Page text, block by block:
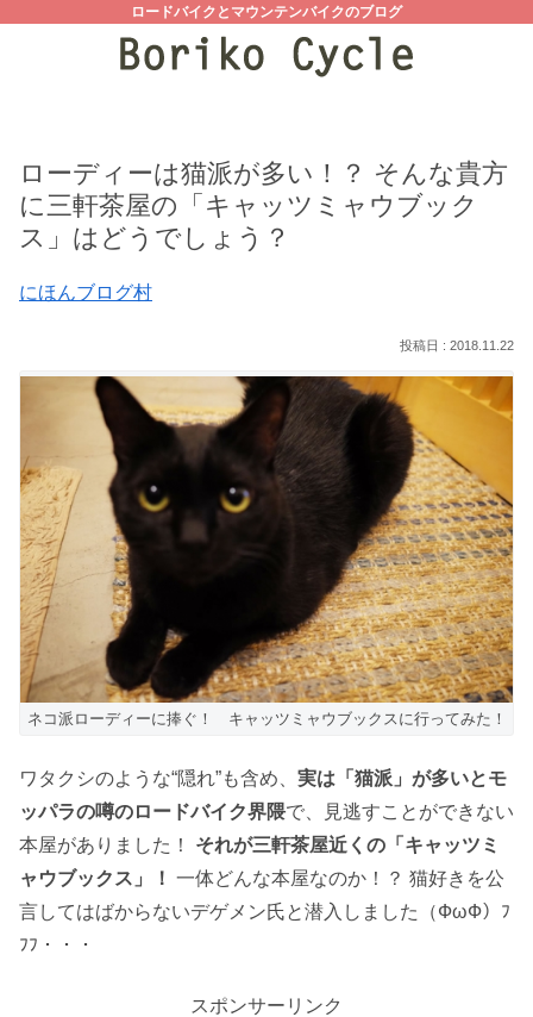
ロードバイクとマウンテンバイクのブログ
ローディーは猫派が多い！？ そんな貴方
に三軒茶屋の「キャッツミャウブック
ス」はどうでしょう？
にほんブログ村
2018.11.22
ネコ派ローディーに捧ぐ！ キャッツミャウブックスに行ってみた！
ワタクシのような“隠れ”も含め、 実は「猫派」が多いとモ
ッパラの噂のロードバイク界隈で、見逃すことができない
本屋がありました！ それが三軒茶屋近くの「キャッツミ
ャウブックス」！ 一体どんな本屋なのか！？ 猫好きを公
言してはばからないデゲメン氏と潜入しました（ФωФ）ﾌ
ﾌﾌ・・・
スポンサーリンク